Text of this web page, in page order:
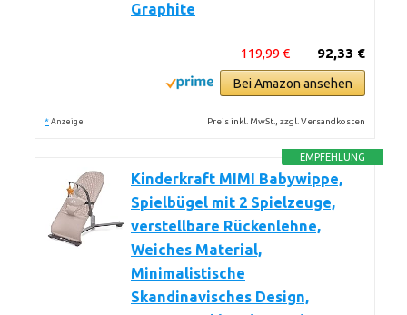
Graphite
92,33 €
119,99 €
Bei Amazon ansehen
* Anzeige Preis inkl. MwSt., zzgl. Versandkosten
EMPFEHLUNG
Kinderkraft MIMI Babywippe,
Spielbügel mit 2 Spielzeuge,
verstellbare Rückenlehne,
Weiches Material,
Minimalistische
Skandinavisches Design,